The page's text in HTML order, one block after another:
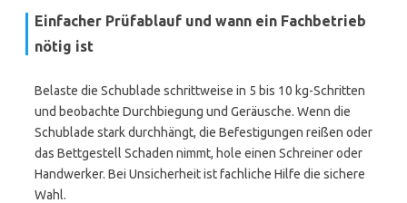
Einfacher Prüfablauf und wann ein Fachbetrieb
nötig ist
Belaste die Schublade schrittweise in 5 bis 10 kg-Schritten
und beobachte Durchbiegung und Geräusche. Wenn die
Schublade stark durchhängt, die Befestigungen reißen oder
das Bettgestell Schaden nimmt, hole einen Schreiner oder
Handwerker. Bei Unsicherheit ist fachliche Hilfe die sichere
Wahl.